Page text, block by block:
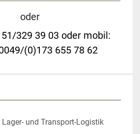
oder
329 39 03 oder mobil:
(0)173 655 78 62
und Transport-Logistik